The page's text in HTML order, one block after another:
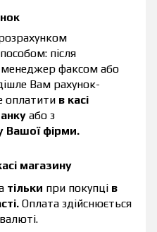
після
факсом або
Вам рахунок-
оплатити в касі
або з
Вашої фірми.
магазину
тільки при покупці в
Оплата здійснюється